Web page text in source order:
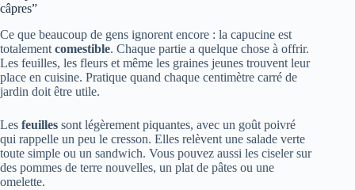
câpres”
Ce que beaucoup de gens ignorent encore : la capucine est
totalement comestible. Chaque partie a quelque chose à offrir.
Les feuilles, les fleurs et même les graines jeunes trouvent leur
place en cuisine. Pratique quand chaque centimètre carré de
jardin doit être utile.
Les feuilles sont légèrement piquantes, avec un goût poivré
qui rappelle un peu le cresson. Elles relèvent une salade verte
toute simple ou un sandwich. Vous pouvez aussi les ciseler sur
des pommes de terre nouvelles, un plat de pâtes ou une
omelette.